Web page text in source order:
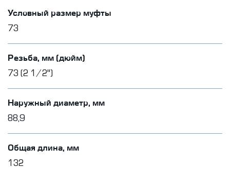
Условный размер муфты
73
Резьба, мм (дюйм)
73 (2 1/2")
Наружный диаметр, мм
88,9
Общая длина, мм
132